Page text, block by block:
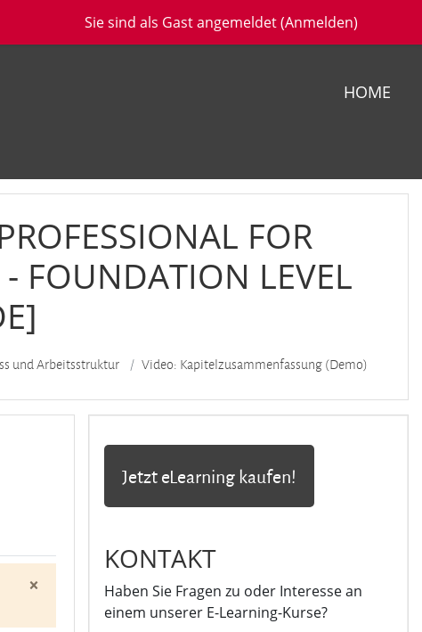
Sie sind als Gast angemeldet (Anmelden)
HOME
FOR
FOUNDATION LEVEL
und Arbeitsstruktur Video: Kapitelzusammenfassung (Demo)
×
Systemnachricht schließen
Jetzt eLearning kaufen!
KONTAKT
Haben Sie Fragen zu oder Interesse an
einem unserer E-Learning-Kurse?